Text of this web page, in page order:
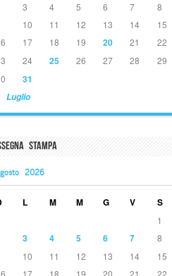
Luglio
3 4 5 6 7
8
10 11 12 13 14
15
17 18 19 20 21
22
24 25 26 27 28
29
31
Stampa
2026
L M M G V S
1
3 4 5 6 7
8
10 11 12 13 14
15
17 18 19 20 21 22